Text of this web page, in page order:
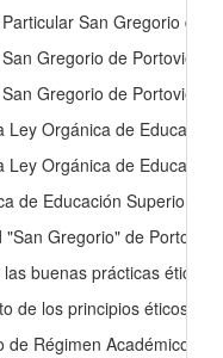
San Gregorio de
Gregorio de
Gregorio de
Ley Orgánica de
Ley Orgánica de
de Educación Superior
"San Gregorio" de
buenas prácticas éticas
de los principios éticos
de Régimen Académico